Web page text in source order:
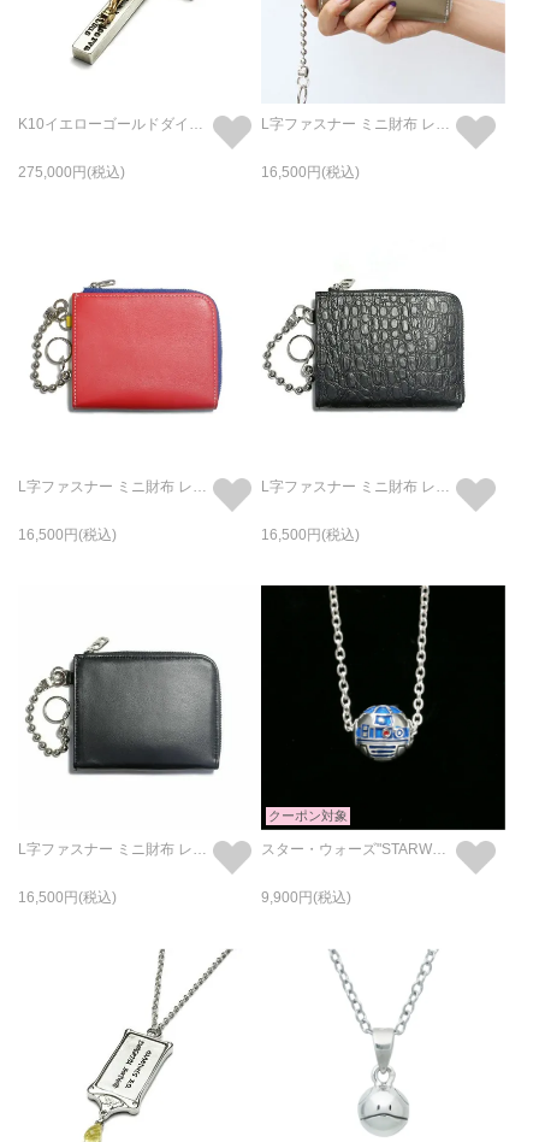
K10イエローゴールドダイヤモンドロザリオクロスネックレスM
275,000
L字ファスナー ミニ財布 レザー 二つ折り -Ms.GOLD&Ms.SILVER- / フラグメントケース
16,500
L字ファスナー ミニ財布 レザー 二つ折り -Mr.M&Mr.L- / フラグメントケース
16,500
L字ファスナー ミニ財布 レザー 二つ折り クロコダイル / フラグメントケース
16,500
L字ファスナー ミニ財布 レザー 二つ折り シープスキン / フラグメントケース
16,500
クーポン対象
スター・ウォーズ"STARWARS™" R2D2 ネックレス
9,900